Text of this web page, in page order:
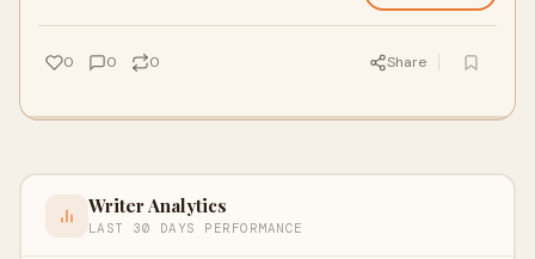
0 0 0 Share
Writer Analytics
LAST 30 DAYS PERFORMANCE